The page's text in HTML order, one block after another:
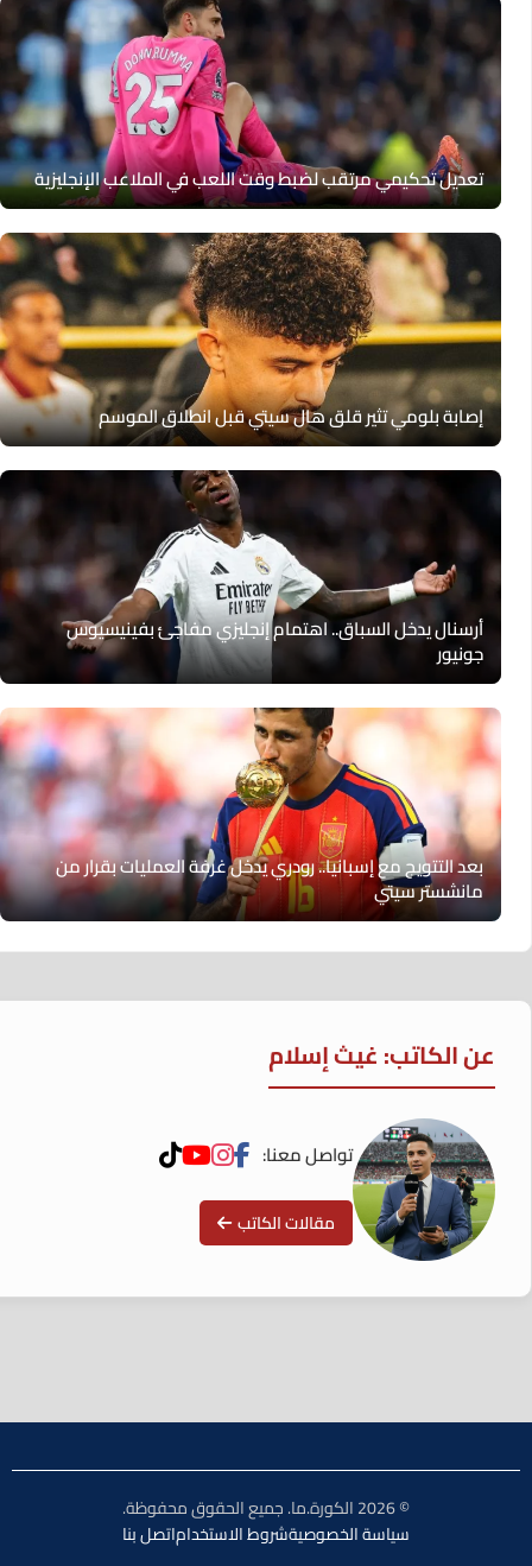
تعديل تحكيمي مرتقب لضبط وقت اللعب في الملاعب الإنجليزية
إصابة بلومي تثير قلق هال سيتي قبل انطلاق الموسم
أرسنال يدخل السباق.. اهتمام إنجليزي مفاجئ بفينيسيوس
جونيور
بعد التتويج مع إسبانيا.. رودري يدخل غرفة العمليات بقرار من
مانشستر سيتي
عن الكاتب: غيث إسلام
تواصل معنا:
مقالات الكاتب
سياسة الخصوصيةشروط الاستخداماتصل بنا